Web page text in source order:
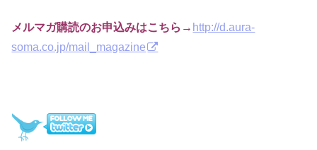
メルマガ購読のお申込みはこちら→ http://d.aura-
soma.co.jp/mail_magazine